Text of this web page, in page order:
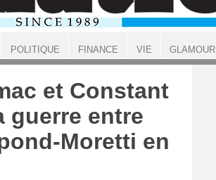
et Constant
guerre entre
Moretti en
POLITIQUE FINANCE VIE GLAMOUR